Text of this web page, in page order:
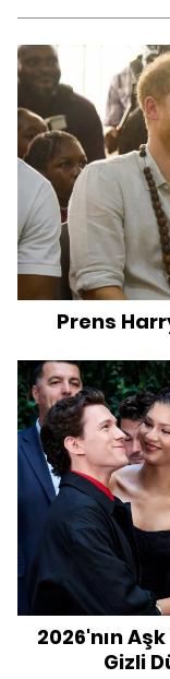
Prens
2026'nın
Gizli